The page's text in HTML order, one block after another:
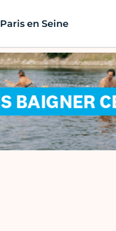
Paris en Seine